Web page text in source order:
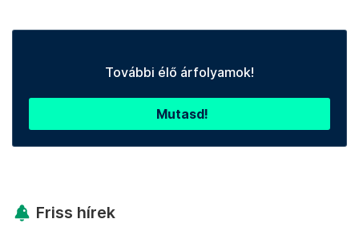
További élő árfolyamok!
Mutasd!
Friss hírek